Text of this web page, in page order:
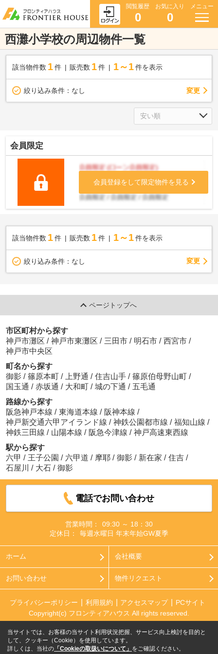
閲覧履歴
0
お気に入り
0
メニュー
西灘小学校の周辺物件一覧
該当物件数 1件 販売数 1 件 1～1 件を表示
絞り込み条件： なし 変更
会員限定
会員登録をして限定物件を見る
該当物件数 1件 販売数 1 件 1～1 件を表示
絞り込み条件： なし 変更
ページトップへ
市区町村から探す
神戸市灘区 / 神戸市東灘区 / 三田市 / 明石市 / 西宮市 /
神戸市中央区
町名から探す
御影 / 篠原本町 / 上野通 / 住吉山手 / 篠原伯母野山町 /
国玉通 / 赤坂通 / 大和町 / 城の下通 / 五毛通
路線から探す
阪急神戸本線 / 東海道本線 / 阪神本線 /
神戸新交通六甲アイランド線 / 神鉄公園都市線 / 福知山線 /
神鉄三田線 / 山陽本線 / 阪急今津線 / 神戸高速東西線
駅から探す
六甲 / 王子公園 / 六甲道 / 摩耶 / 御影 / 新在家 / 住吉 /
石屋川
/ 大石 / 御影
電話でお問い合わせ
営業時間：
09:30 ～ 18：30
定休日：
毎週水曜日 年末年始GW夏季
ホーム 会社概要
お問い合わせ 物件リクエスト
プライバシーポリシー 利用規約 アクセスマップ
PCサイト
Copyright(c) フロンティアハウス All rights reserved.
当サイトでは、お客様の当サイト利用状況把握、サービス向上検討を目的と
して、クッキー（Cookie）を使用しています。
詳しくは、当社の 「Cookieの取扱いについて」 をご確認ください。